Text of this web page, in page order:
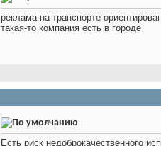
реклама на транспорте
такая-то компания есть в городе
Есть риск недоброкачественного